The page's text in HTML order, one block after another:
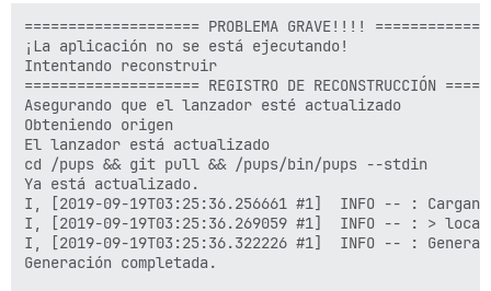
==================== PROBLEMA GRAVE!!!!
¡La aplicación no se está ejecutando!
Intentando reconstruir
==================== REGISTRO DE RECONSTRUCCIÓN
Asegurando que el lanzador esté actualizado
Obteniendo origen
El lanzador está actualizado
cd /pups && git pull && /pups/bin/pups --stdin
Ya está actualizado.
I, [2019-09-19T03:25:36.256661 #1]  INFO -- :
I, [2019-09-19T03:25:36.269059 #1]  INFO -- : >
I, [2019-09-19T03:25:36.322226 #1]  INFO -- :
Generación completada.